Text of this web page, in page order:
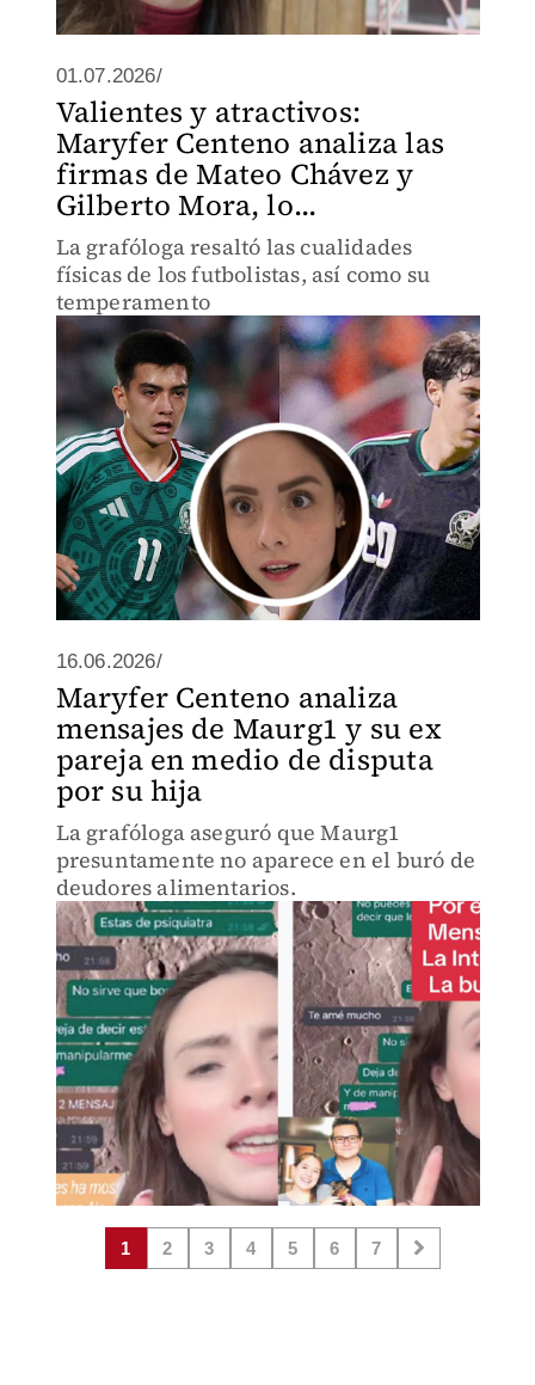
01.07.2026/
Valientes y atractivos:
Maryfer Centeno analiza las
firmas de Mateo Chávez y
Gilberto Mora, lo...
La grafóloga resaltó las cualidades
físicas de los futbolistas, así como su
temperamento
16.06.2026/
Maryfer Centeno analiza
mensajes de Maurg1 y su ex
pareja en medio de disputa
por su hija
La grafóloga aseguró que Maurg1
presuntamente no aparece en el buró de
deudores alimentarios.
1 2 3 4 5 6 7